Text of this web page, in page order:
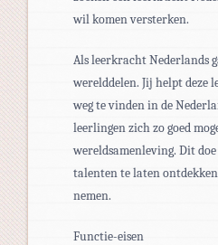
wil komen versterken.
Als leerkracht Nederlands
werelddelen. Jij helpt deze
weg te vinden in de
leerlingen zich zo goed
wereldsamenleving. Dit
talenten te laten
nemen.
Functie-eisen